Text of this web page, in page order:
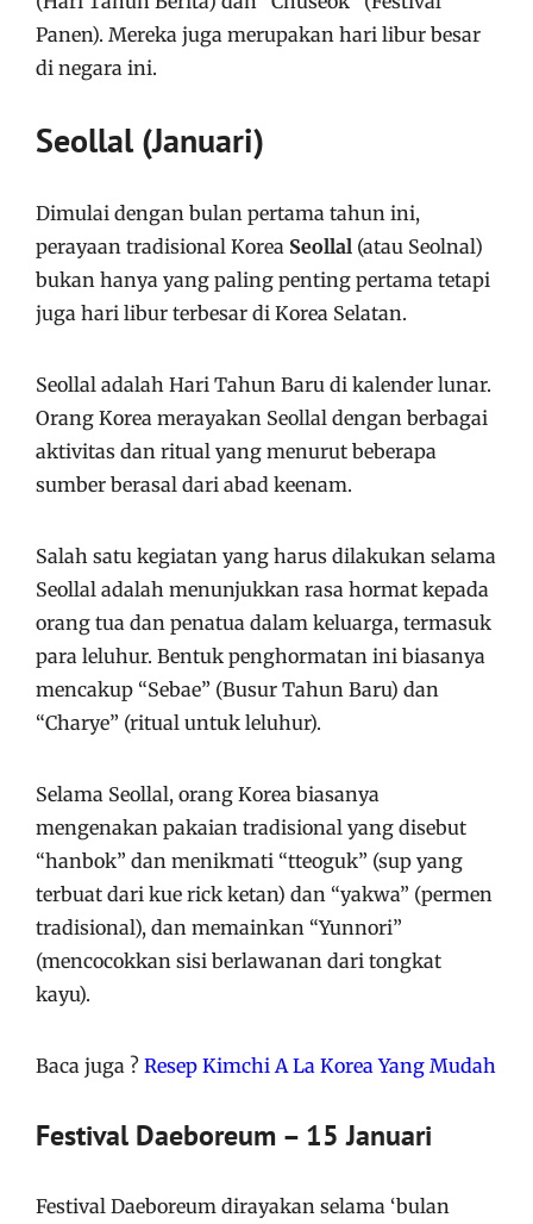
Panen). Mereka juga merupakan hari libur besar
di negara ini.
Seollal (Januari)
Dimulai dengan bulan pertama tahun ini,
perayaan tradisional Korea Seollal (atau Seolnal)
bukan hanya yang paling penting pertama tetapi
juga hari libur terbesar di Korea Selatan.
Seollal adalah Hari Tahun Baru di kalender lunar.
Orang Korea merayakan Seollal dengan berbagai
aktivitas dan ritual yang menurut beberapa
sumber berasal dari abad keenam.
Salah satu kegiatan yang harus dilakukan selama
Seollal adalah menunjukkan rasa hormat kepada
orang tua dan penatua dalam keluarga, termasuk
para leluhur. Bentuk penghormatan ini biasanya
mencakup “Sebae” (Busur Tahun Baru) dan
“Charye” (ritual untuk leluhur).
Selama Seollal, orang Korea biasanya
mengenakan pakaian tradisional yang disebut
“hanbok” dan menikmati “tteoguk” (sup yang
terbuat dari kue rick ketan) dan “yakwa” (permen
tradisional), dan memainkan “Yunnori”
(mencocokkan sisi berlawanan dari tongkat
kayu).
Baca juga ? Resep Kimchi A La Korea Yang Mudah
Festival Daeboreum – 15 Januari
Festival Daeboreum dirayakan selama ‘bulan